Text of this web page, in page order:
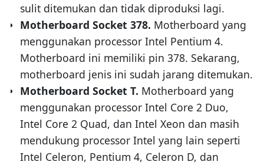
sulit ditemukan dan tidak diproduksi lagi.
Motherboard Socket 378. Motherboard yang
menggunakan processor Intel Pentium 4.
Motherboard ini memiliki pin 378. Sekarang,
motherboard jenis ini sudah jarang ditemukan.
Motherboard Socket T. Motherboard yang
menggunakan processor Intel Core 2 Duo,
Intel Core 2 Quad, dan Intel Xeon dan masih
mendukung processor Intel yang lain seperti
Intel Celeron, Pentium 4, Celeron D, dan